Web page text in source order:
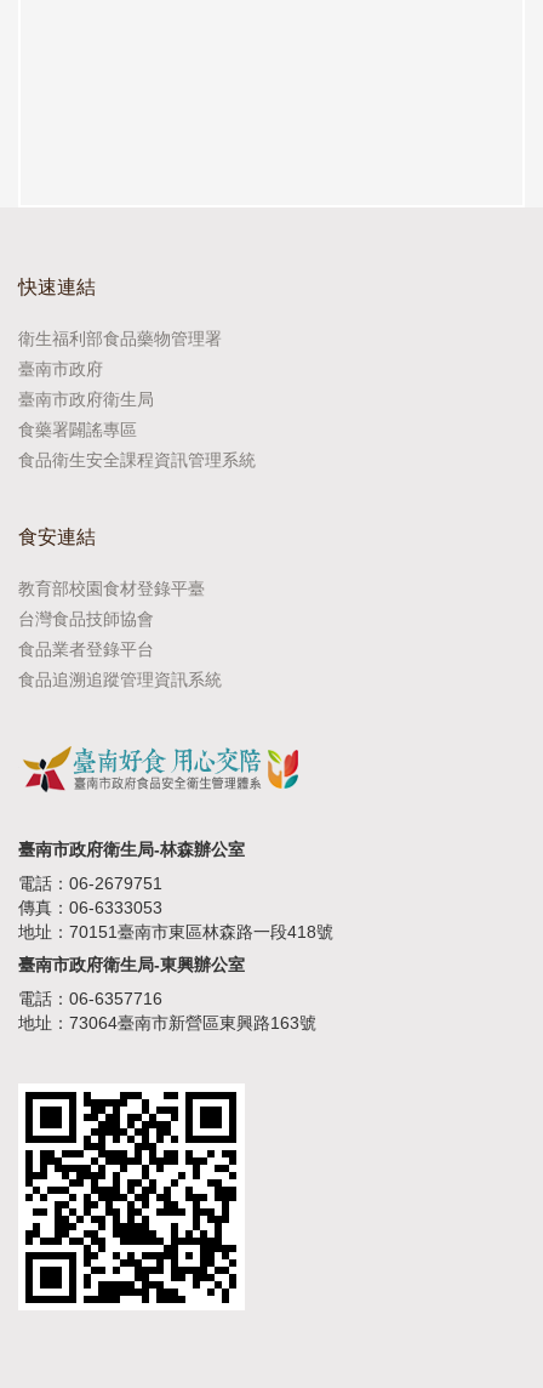
快速連結
衛生福利部食品藥物管理署
臺南市政府
臺南市政府衛生局
食藥署闢謠專區
食品衛生安全課程資訊管理系統
食安連結
教育部校園食材登錄平臺
台灣食品技師協會
食品業者登錄平台
食品追溯追蹤管理資訊系統
臺南市政府衛生局-林森辦公室
電話：06-2679751
傳真：06-6333053
地址：70151臺南市東區林森路一段418號
臺南市政府衛生局-東興辦公室
電話：06-6357716
地址：73064臺南市新營區東興路163號